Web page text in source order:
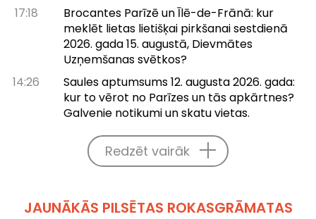
17:18
Brocantes Parīzē un Īlē-de-Frānā: kur
meklēt lietas lietišķai pirkšanai sestdienā
2026. gada 15. augustā, Dievmātes
Uzņemšanas svētkos?
14:26
Saules aptumsums 12. augusta 2026. gada:
kur to vērot no Parīzes un tās apkārtnes?
Galvenie notikumi un skatu vietas.
Redzēt vairāk
JAUNĀKĀS PILSĒTAS ROKASGRĀMATAS